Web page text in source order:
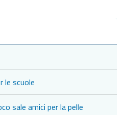
le scuole
sale amici per la pelle